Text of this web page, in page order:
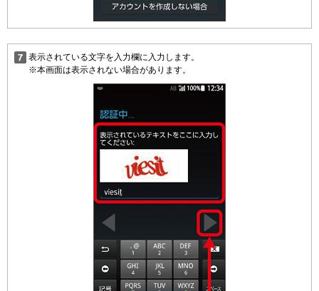
表示されている文字を入力欄に入力します。
※本画面は表示されない場合があります。